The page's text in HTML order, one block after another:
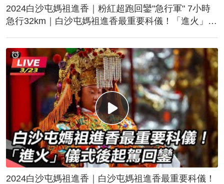
2024白沙屯媽祖進香｜粉紅超跑回鑾"急行軍" 7小時
急行32km｜白沙屯媽祖進香最重要科儀！「進火」儀
2024白沙屯媽祖進香｜白沙屯媽祖進香最重要科儀！